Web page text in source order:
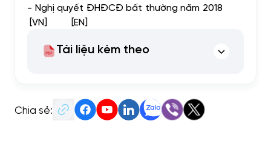
- Nghị quyết ĐHĐCĐ bất thường năm 2018
[VN] [EN]
Tài liệu kèm theo
Chia sẻ: